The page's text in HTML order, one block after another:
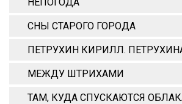
СНЫ СТАРОГО ГОРОДА
ПЕТРУХИН КИРИЛЛ.
МЕЖДУ ШТРИХАМИ
ТАМ, КУДА СПУСКАЮТСЯ